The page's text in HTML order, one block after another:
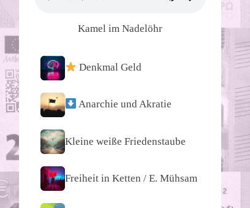
Kamel im Nadelöhr
Denkmal Geld
Anarchie und Akratie
Kleine weiße Friedenstaube
Freiheit in Ketten / E. Mühsam